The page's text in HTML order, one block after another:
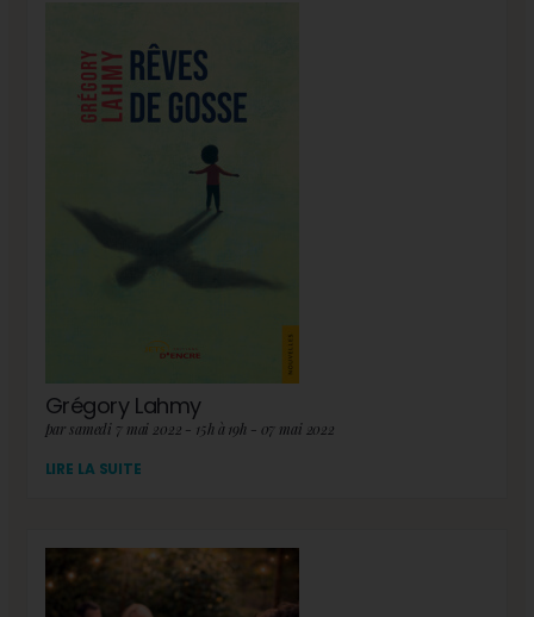
Grégory Lahmy
par samedi 7 mai 2022 - 15h à 19h - 07 mai 2022
LIRE LA SUITE